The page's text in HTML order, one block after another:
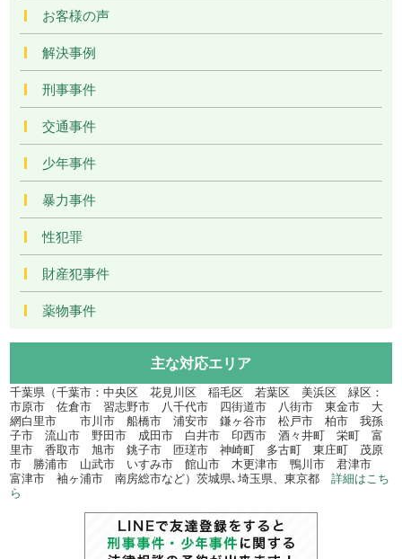
お客様の声
解決事例
刑事事件
交通事件
少年事件
暴力事件
性犯罪
財産犯事件
薬物事件
主な対応エリア
千葉県（千葉市：中央区 花見川区 稲毛区 若葉区 美浜区 緑区：
市原市 佐倉市 習志野市 八千代市 四街道市 八街市 東金市 大
網白里市 市川市 船橋市 浦安市 鎌ヶ谷市 松戸市 柏市 我孫
子市 流山市 野田市 成田市 白井市 印西市 酒々井町 栄町 富
里市 香取市 旭市 銚子市 匝瑳市 神崎町 多古町 東庄町 茂原
市 勝浦市 山武市 いすみ市 館山市 木更津市 鴨川市 君津市
富津市 袖ヶ浦市 南房総市など）茨城県､埼玉県、東京都詳細はこち
ら